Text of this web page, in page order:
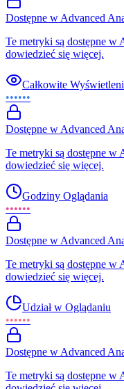
Dostępne w Advanced
Te metryki są dostępne
dowiedzieć się więcej.
Całkowite
••••••
Dostępne w Advanced
Te metryki są dostępne
dowiedzieć się więcej.
Godziny Oglądania
••••••
Dostępne w Advanced
Te metryki są dostępne
dowiedzieć się więcej.
Udział w Oglądaniu
••••••
Dostępne w Advanced
Te metryki są dostępne